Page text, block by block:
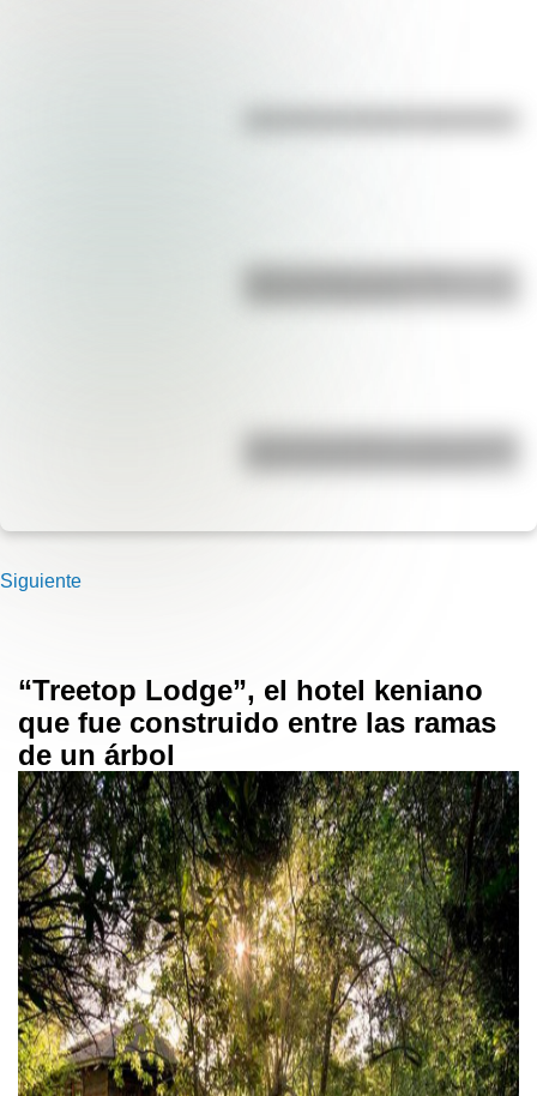
Duda resuelta: ¿es el Truco
José de San Martín: conocé dónde
Siguiente
“Treetop Lodge”, el hotel keniano
que fue construido entre las ramas
de un árbol